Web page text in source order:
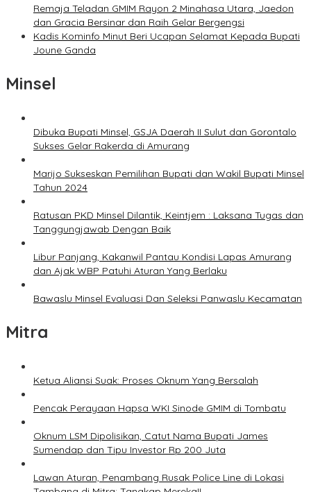
Remaja Teladan GMIM Rayon 2 Minahasa Utara, Jaedon
dan Gracia Bersinar dan Raih Gelar Bergengsi
Kadis Kominfo Minut Beri Ucapan Selamat Kepada Bupati
Joune Ganda
Minsel
Dibuka Bupati Minsel, GSJA Daerah II Sulut dan Gorontalo
Sukses Gelar Rakerda di Amurang
Marijo Sukseskan Pemilihan Bupati dan Wakil Bupati Minsel
Tahun 2024
Ratusan PKD Minsel Dilantik, Keintjem : Laksana Tugas dan
Tanggungjawab Dengan Baik
Libur Panjang, Kakanwil Pantau Kondisi Lapas Amurang
dan Ajak WBP Patuhi Aturan Yang Berlaku
Bawaslu Minsel Evaluasi Dan Seleksi Panwaslu Kecamatan
Mitra
Ketua Aliansi Suak: Proses Oknum Yang Bersalah
Pencak Perayaan Hapsa WKI Sinode GMIM di Tombatu
Oknum LSM Dipolisikan, Catut Nama Bupati James
Sumendap dan Tipu Investor Rp 200 Juta
Lawan Aturan, Penambang Rusak Police Line di Lokasi